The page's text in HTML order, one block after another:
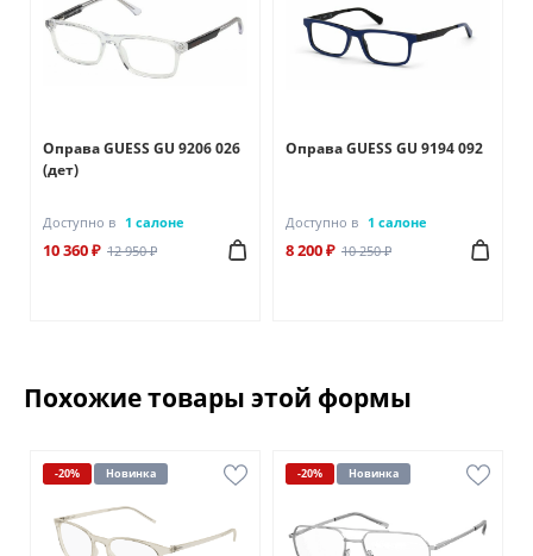
Оправа GUESS GU 9206 026
(дет)
Доступно в 1 салоне
10 360 ₽ 12 950 ₽
Оправа GUESS GU 9194 092
Доступно в 1 салоне
8 200 ₽ 10 250 ₽
Похожие товары этой формы
-20% Новинка -20% Новинка